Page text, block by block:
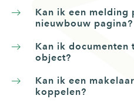
Kan ik een melding
nieuwbouw pagina?
Kan ik documenten
object?
Kan ik een
koppelen?